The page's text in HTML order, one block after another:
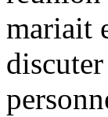
mariait